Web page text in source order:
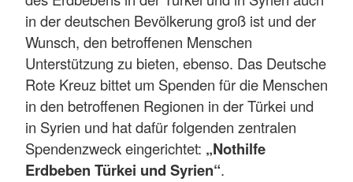
in der deutschen Bevölkerung groß ist und der
Wunsch, den betroffenen Menschen
Unterstützung zu bieten, ebenso. Das Deutsche
Rote Kreuz bittet um Spenden für die Menschen
in den betroffenen Regionen in der Türkei und
in Syrien und hat dafür folgenden zentralen
Spendenzweck eingerichtet: „Nothilfe
Erdbeben Türkei und Syrien“.